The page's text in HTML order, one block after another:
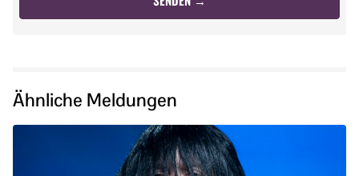
Ähnliche Meldungen